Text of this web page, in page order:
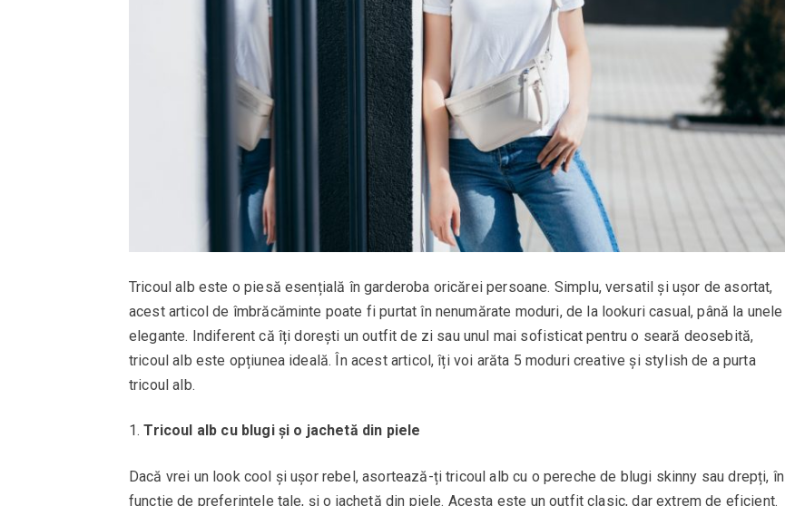
Tricoul alb este o piesă esențială în garderoba oricărei persoane. Simplu, versatil și ușor de asortat,
acest articol de îmbrăcăminte poate fi purtat în nenumărate moduri, de la lookuri casual, până la unele
elegante. Indiferent că îți dorești un outfit de zi sau unul mai sofisticat pentru o seară deosebită,
tricoul alb este opțiunea ideală. În acest articol, îți voi arăta 5 moduri creative și stylish de a purta
tricoul alb.
Tricoul alb cu blugi și o jachetă din piele
Dacă vrei un look cool și ușor rebel, asortează-ți tricoul alb cu o pereche de blugi skinny sau drepți, în
funcție de preferințele tale, și o jachetă din piele. Acesta este un outfit clasic, dar extrem de eficient.